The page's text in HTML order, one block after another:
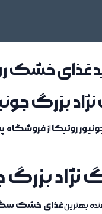
غذای خشک
بزرگ
روتیکاازفروشگاه
بزرگ
بهترینغذای خشک سگ